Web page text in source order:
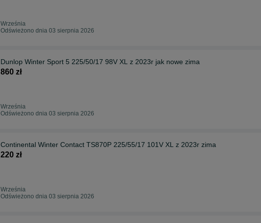
Września
Odświeżono dnia 03 sierpnia 2026
Dunlop Winter Sport 5 225/50/17 98V XL z 2023r jak nowe zima
860 zł
Września
Odświeżono dnia 03 sierpnia 2026
Continental Winter Contact TS870P 225/55/17 101V XL z 2023r zima
220 zł
Września
Odświeżono dnia 03 sierpnia 2026